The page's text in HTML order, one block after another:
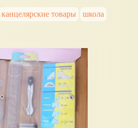
канцелярские товары
школа